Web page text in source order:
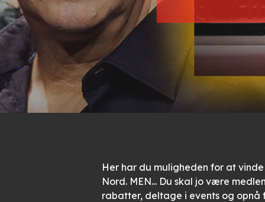
Her har du muligheden for at
Nord. MEN... Du skal jo være
rabatter, deltage i events og opnå